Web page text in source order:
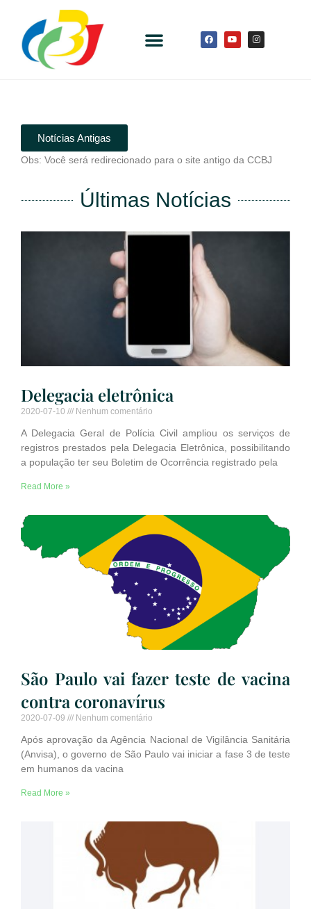
Notícias Antigas
Obs: Você será redirecionado para o site antigo da CCBJ
Últimas Notícias
Delegacia eletrônica
2020-07-10 Nenhum comentário
A Delegacia Geral de Polícia Civil ampliou os serviços de
registros prestados pela Delegacia Eletrônica, possibilitando
a população ter seu Boletim de Ocorrência registrado pela
Read More »
São Paulo vai fazer teste de vacina
contra coronavírus
2020-07-09 Nenhum comentário
Após aprovação da Agência Nacional de Vigilância Sanitária
(Anvisa), o governo de São Paulo vai iniciar a fase 3 de teste
em humanos da vacina
Read More »